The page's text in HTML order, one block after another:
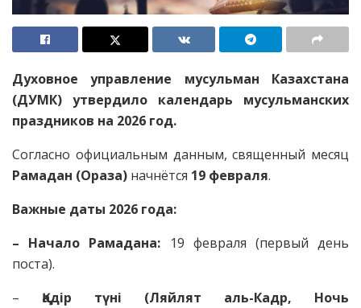
Духовное управление мусульман Казахстана
(ДУМК) утвердило календарь мусульманских
праздников на 2026 год.
Согласно официальным данным, священный месяц
Рамадан (Ораза) начнётся 19 февраля.
Важные даты 2026 года:
– Начало Рамадана: 19 февраля (первый день
поста).
– Қадір түні (Ляйлят аль-Кадр, Ночь